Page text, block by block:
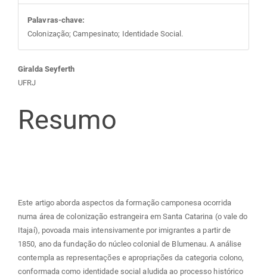
Palavras-chave:
Colonização; Campesinato; Identidade Social.
Conteúdo
do
artigo
Giralda Seyferth
UFRJ
Resumo
Este artigo aborda aspectos da formação camponesa ocorrida
numa área de colonização estrangeira em Santa Catarina (o vale do
Itajaí), povoada mais intensivamente por imigrantes a partir de
1850, ano da fundação do núcleo colonial de Blumenau. A análise
contempla as representações e apropriações da categoria colono,
conformada como identidade social aludida ao processo histórico